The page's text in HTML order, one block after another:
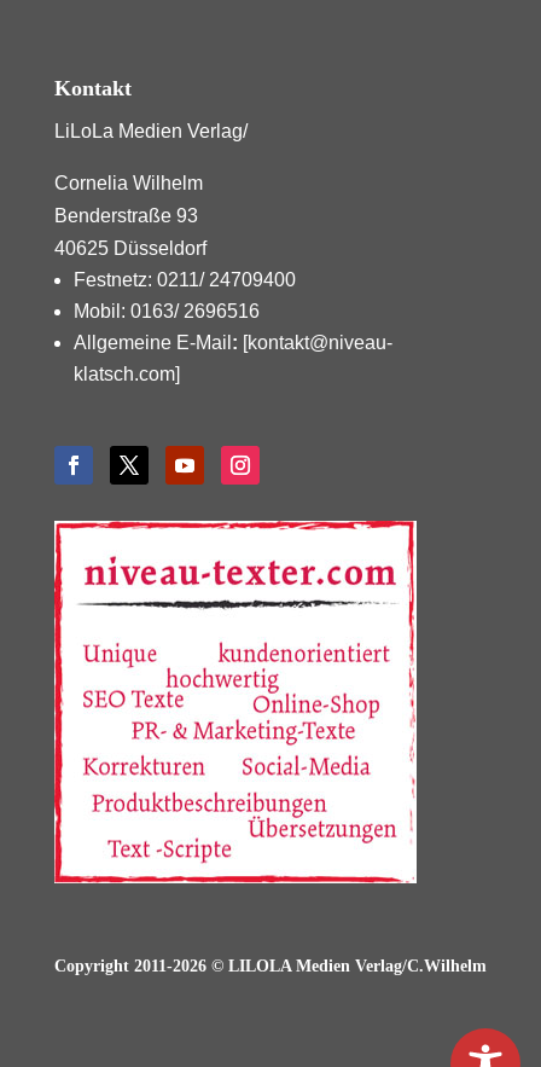
Kontakt
LiLoLa Medien Verlag/
Cornelia Wilhelm
Benderstraße 93
40625 Düsseldorf
Festnetz: 0211/ 24709400
Mobil: 0163/ 2696516
Allgemeine E-Mail : [kontakt@niveau-
klatsch.com]
Copyright 2011-2026 © LILOLA Medien Verlag/C.Wilhelm